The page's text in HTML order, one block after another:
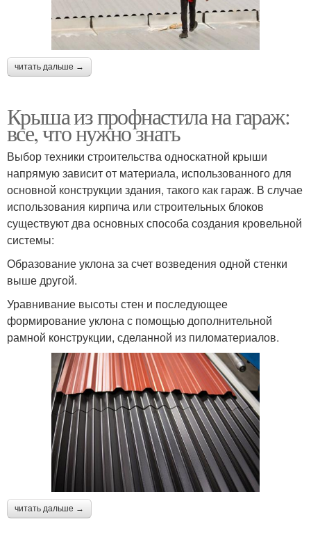
читать дальше →
Крыша из профнастила на гараж:
все, что нужно знать
Выбор техники строительства односкатной крыши
напрямую зависит от материала, использованного для
основной конструкции здания, такого как гараж. В случае
использования кирпича или строительных блоков
существуют два основных способа создания кровельной
системы:
Образование уклона за счет возведения одной стенки
выше другой.
Уравнивание высоты стен и последующее
формирование уклона с помощью дополнительной
рамной конструкции, сделанной из пиломатериалов.
читать дальше →